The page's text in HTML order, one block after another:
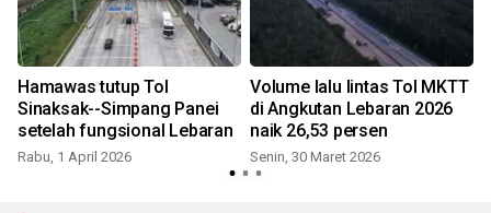
Hamawas tutup Tol
Sinaksak--Simpang Panei
setelah fungsional Lebaran
Rabu, 1 April 2026
Volume lalu lintas Tol MKTT
di Angkutan Lebaran 2026
naik 26,53 persen
Senin, 30 Maret 2026